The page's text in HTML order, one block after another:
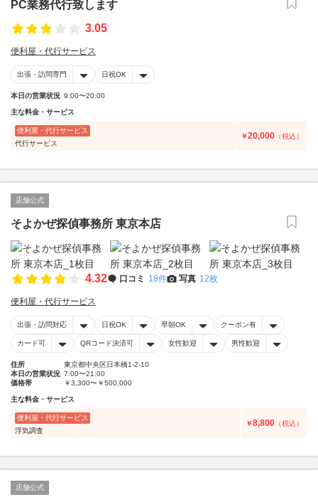
PC業務代行致します
3.05
便利屋・代行サービス
出張・訪問専門 日祝OK
本日の営業状況 9:00〜20:00
主な料金・サービス
便利屋・代行サービス
代行サービス
￥20,000 （税込）
店舗公式
そよかぜ探偵事務所 東京本店
4.32 口コミ 18件 写真 12枚
便利屋・代行サービス
出張・訪問対応 日祝OK 早朝OK クーポン有
カード可 QRコード決済可 女性歓迎 男性歓迎
住所
東京都中央区日本橋1-2-10
本日の営業状況 7:00〜21:00
価格帯
￥3,300〜￥500,000
主な料金・サービス
便利屋・代行サービス
浮気調査
￥8,800 （税込）
店舗公式